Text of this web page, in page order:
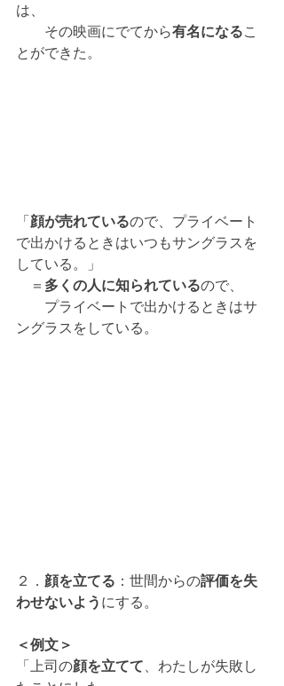
は、
その映画にでてから有名になるこ
とができた。
「顔が売れているので、プライベート
で出かけるときはいつもサングラスを
している。」
＝ 多くの人に知られているので、
プライベートで出かけるときはサ
ングラスをしている。
２． 顔を立てる ：世間からの評価を失
わせないよう にする。
＜例文＞
「上司の顔を立てて、わたしが失敗し